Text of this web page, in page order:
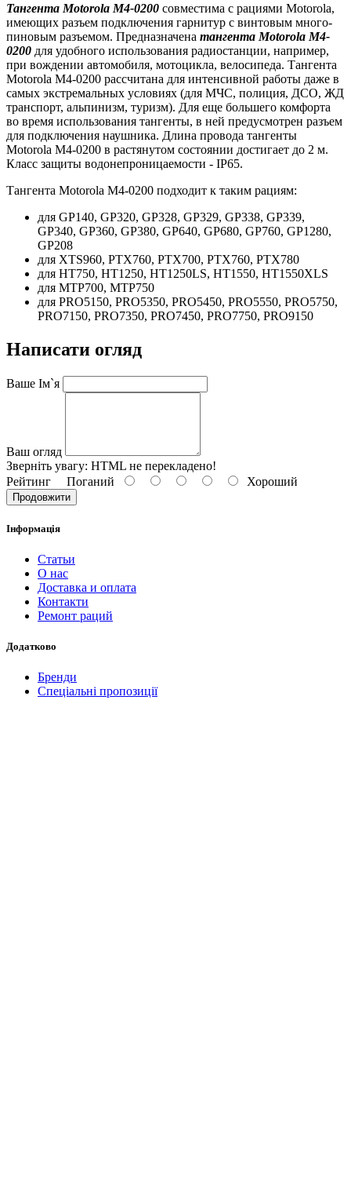
Тангента Motorola M4-0200 совместима с рациями Motorola,
имеющих разъем подключения гарнитур с винтовым много-
пиновым разъемом. Предназначена тангента Motorola M4-
0200 для удобного использования радиостанции, например,
при вождении автомобиля, мотоцикла, велосипеда. Тангента
Motorola M4-0200 рассчитана для интенсивной работы даже в
самых экстремальных условиях (для МЧС, полиция, ДСО, ЖД
транспорт, альпинизм, туризм). Для еще большего комфорта
во время использования тангенты, в ней предусмотрен разъем
для подключения наушника. Длина провода тангенты
Motorola M4-0200 в растянутом состоянии достигает до 2 м.
Класс защиты водонепроницаемости - IP65.
Тангента Motorola M4-0200 подходит к таким рациям:
для GP140, GP320, GP328, GP329, GP338, GP339,
GP340, GP360, GP380, GP640, GP680, GP760, GP1280,
GP208
для XTS960, PTX760, PTX700, PTX760, PTX780
для HT750, HT1250, HT1250LS, HT1550, HT1550XLS
для MTP700, MTP750
для PRO5150, PRO5350, PRO5450, PRO5550, PRO5750,
PRO7150, PRO7350, PRO7450, PRO7750, PRO9150
Написати огляд
Ваше Ім`я
Ваш огляд
Зверніть увагу: HTML не перекладено!
Рейтинг Поганий Хороший
Продовжити
Інформація
Статьи
О нас
Доставка и оплата
Контакти
Ремонт раций
Додатково
Бренди
Спеціальні пропозиції